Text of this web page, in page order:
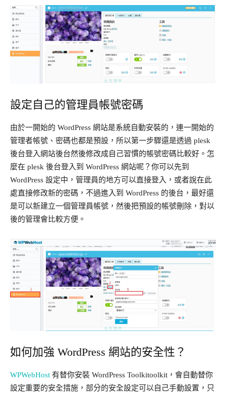
設定自己的管理員帳號密碼
由於一開始的 WordPress 網站是系統自動安裝的，連一開始的
管理者帳號、密碼也都是預設，所以第一步驟還是透過 plesk
後台登入網站後台然後修改成自己習慣的帳號密碼比較好。怎
麼在 plesk 後台登入到 WordPress 網站呢？你可以先到
WordPress 設定中，管理員的地方可以直接登入，或者說在此
處直接修改新的密碼，不過進入到 WordPress 的後台，最好還
是可以新建立一個管理員帳號，然後把預設的帳號刪除，對以
後的管理會比較方便。
如何加強 WordPress 網站的安全性？
WPWebHost 有替你安裝 WordPress Toolkitoolkit，會自動替你
設定重要的安全措施，部分的安全設定可以自己手動設置，只